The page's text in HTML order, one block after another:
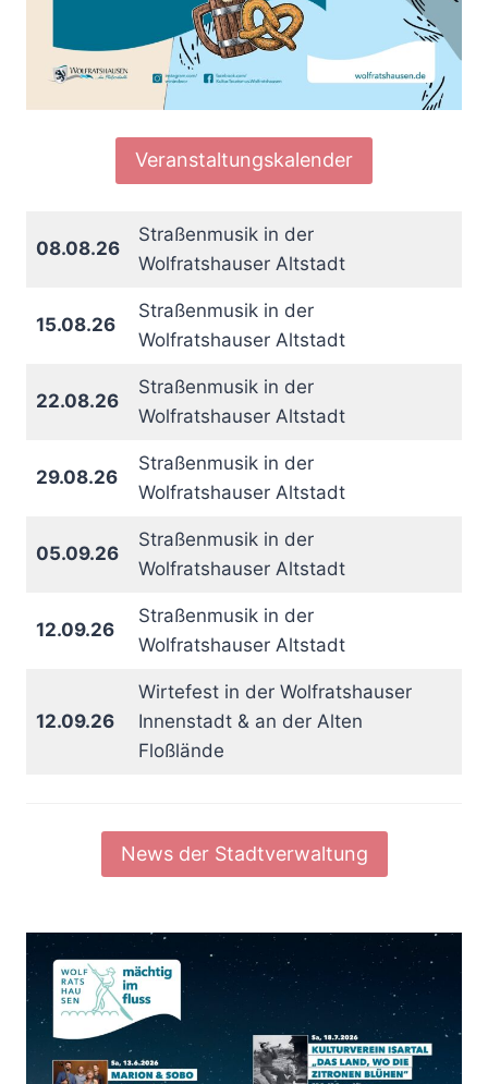
Veranstaltungskalender
08.08.26
Straßenmusik in der
Wolfratshauser Altstadt
15.08.26
Straßenmusik in der
Wolfratshauser Altstadt
22.08.26
Straßenmusik in der
Wolfratshauser Altstadt
29.08.26
Straßenmusik in der
Wolfratshauser Altstadt
05.09.26
Straßenmusik in der
Wolfratshauser Altstadt
12.09.26
Straßenmusik in der
Wolfratshauser Altstadt
12.09.26
Wirtefest in der Wolfratshauser
Innenstadt & an der Alten
Floßlände
News der Stadtverwaltung